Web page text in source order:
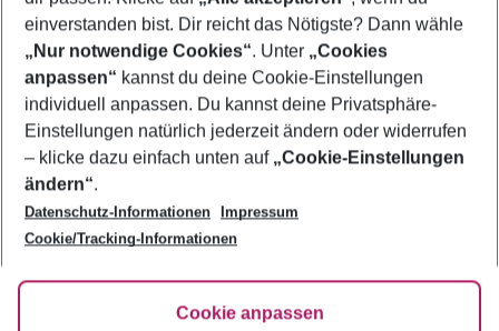
Footer
Footer navigation
Über uns
AGB
Bestpreisgarantie
Cookie-Einstellungen ändern
Cookie-Richtlinie
Agenturbetreuung
Barrierefreies Reisen
FAQ
HanseMerkur Reiseversicherung
Folge uns
einverstanden bist. Dir reicht das Nötigste? Dann wähle
„Nur notwendige Cookies“. Unter „Cookies
anpassen“ kannst du deine Cookie-Einstellungen
individuell anpassen. Du kannst deine Privatsphäre-
Einstellungen natürlich jederzeit ändern oder widerrufen
– klicke dazu einfach unten auf „Cookie-Einstellungen
ändern“.
Datenschutz-Informationen
Impressum
Cookie/Tracking-Informationen
Cookie anpassen